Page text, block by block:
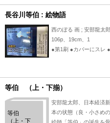
長谷川等伯 : 絵物語
西のぼる 画 ; 安部龍太
106p、19cm、1
●第1刷 ●カバーにスレ
等伯 （上・下揃）
等伯
（上・下
安部龍太郎、日本経済
本の状態（良・小さめ